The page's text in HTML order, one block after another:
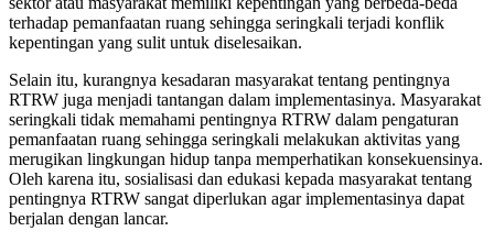
terhadap pemanfaatan ruang sehingga seringkali terjadi konflik
kepentingan yang sulit untuk diselesaikan.
Selain itu, kurangnya kesadaran masyarakat tentang pentingnya
RTRW juga menjadi tantangan dalam implementasinya. Masyarakat
seringkali tidak memahami pentingnya RTRW dalam pengaturan
pemanfaatan ruang sehingga seringkali melakukan aktivitas yang
merugikan lingkungan hidup tanpa memperhatikan konsekuensinya.
Oleh karena itu, sosialisasi dan edukasi kepada masyarakat tentang
pentingnya RTRW sangat diperlukan agar implementasinya dapat
berjalan dengan lancar.